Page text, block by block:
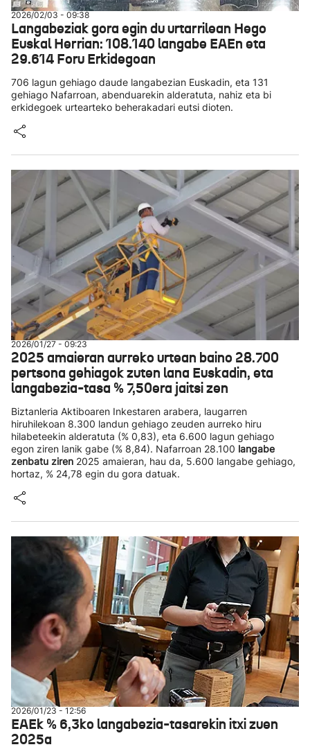
2026/02/03 - 09:38
Langabeziak gora egin du urtarrilean Hego
Euskal Herrian: 108.140 langabe EAEn eta
29.614 Foru Erkidegoan
706 lagun gehiago daude langabezian Euskadin, eta 131
gehiago Nafarroan, abenduarekin alderatuta, nahiz eta bi
erkidegoek urtearteko beherakadari eutsi dioten.
2026/01/27 - 09:23
2025 amaieran aurreko urtean baino 28.700
pertsona gehiagok zuten lana Euskadin, eta
langabezia-tasa % 7,50era jaitsi zen
Biztanleria Aktiboaren Inkestaren arabera, laugarren
hiruhilekoan 8.300 landun gehiago zeuden aurreko hiru
hilabeteekin alderatuta (% 0,83), eta 6.600 lagun gehiago
egon ziren lanik gabe (% 8,84). Nafarroan 28.100 langabe
zenbatu ziren 2025 amaieran, hau da, 5.600 langabe gehiago,
hortaz, % 24,78 egin du gora datuak.
2026/01/23 - 12:56
EAEk % 6,3ko langabezia-tasarekin itxi zuen
2025a